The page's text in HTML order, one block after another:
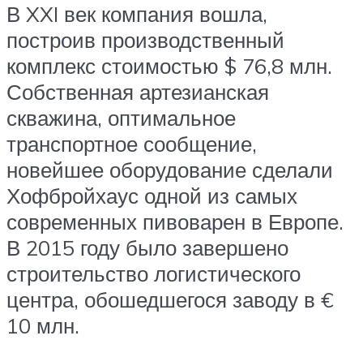
В XXI век компания вошла,
построив производственный
комплекс стоимостью $ 76,8 млн.
Собственная артезианская
скважина, оптимальное
транспортное сообщение,
новейшее оборудование сделали
Хофбройхаус одной из самых
современных пивоварен в Европе.
В 2015 году было завершено
строительство логистического
центра, обошедшегося заводу в €
10 млн.